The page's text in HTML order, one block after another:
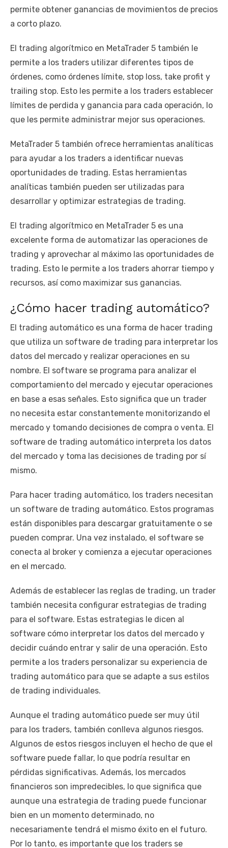
permite obtener ganancias de movimientos de precios
a corto plazo.
El trading algorítmico en MetaTrader 5 también le
permite a los traders utilizar diferentes tipos de
órdenes, como órdenes límite, stop loss, take profit y
trailing stop. Esto les permite a los traders establecer
límites de perdida y ganancia para cada operación, lo
que les permite administrar mejor sus operaciones.
MetaTrader 5 también ofrece herramientas analíticas
para ayudar a los traders a identificar nuevas
oportunidades de trading. Estas herramientas
analíticas también pueden ser utilizadas para
desarrollar y optimizar estrategias de trading.
El trading algorítmico en MetaTrader 5 es una
excelente forma de automatizar las operaciones de
trading y aprovechar al máximo las oportunidades de
trading. Esto le permite a los traders ahorrar tiempo y
recursos, así como maximizar sus ganancias.
¿Cómo hacer trading automático?
El trading automático es una forma de hacer trading
que utiliza un software de trading para interpretar los
datos del mercado y realizar operaciones en su
nombre. El software se programa para analizar el
comportamiento del mercado y ejecutar operaciones
en base a esas señales. Esto significa que un trader
no necesita estar constantemente monitorizando el
mercado y tomando decisiones de compra o venta. El
software de trading automático interpreta los datos
del mercado y toma las decisiones de trading por sí
mismo.
Para hacer trading automático, los traders necesitan
un software de trading automático. Estos programas
están disponibles para descargar gratuitamente o se
pueden comprar. Una vez instalado, el software se
conecta al broker y comienza a ejecutar operaciones
en el mercado.
Además de establecer las reglas de trading, un trader
también necesita configurar estrategias de trading
para el software. Estas estrategias le dicen al
software cómo interpretar los datos del mercado y
decidir cuándo entrar y salir de una operación. Esto
permite a los traders personalizar su experiencia de
trading automático para que se adapte a sus estilos
de trading individuales.
Aunque el trading automático puede ser muy útil
para los traders, también conlleva algunos riesgos.
Algunos de estos riesgos incluyen el hecho de que el
software puede fallar, lo que podría resultar en
pérdidas significativas. Además, los mercados
financieros son impredecibles, lo que significa que
aunque una estrategia de trading puede funcionar
bien en un momento determinado, no
necesariamente tendrá el mismo éxito en el futuro.
Por lo tanto, es importante que los traders se